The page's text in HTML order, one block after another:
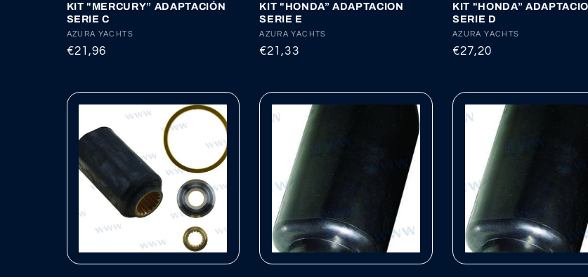
KIT "MERCURY” ADAPTACIÓN
SERIE C
Proveedor:
AZURA YACHTS
Precio
€21,96
KIT "HONDA” ADAPTACION
SERIE E
Proveedor:
AZURA YACHTS
Precio
€21,33
KIT "HONDA”
SERIE D
Proveedor:
AZURA YACHTS
Precio
€27,20